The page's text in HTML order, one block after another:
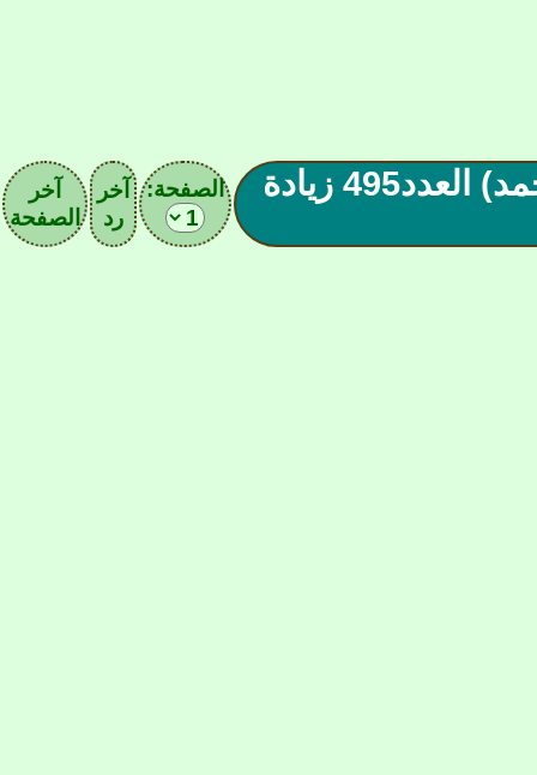
°l||l° ( اللهم صلِّ وسلم على نبينا محمد) العدد495 زيادة الصفحة:
آخر
رد
آخر
الصفحة